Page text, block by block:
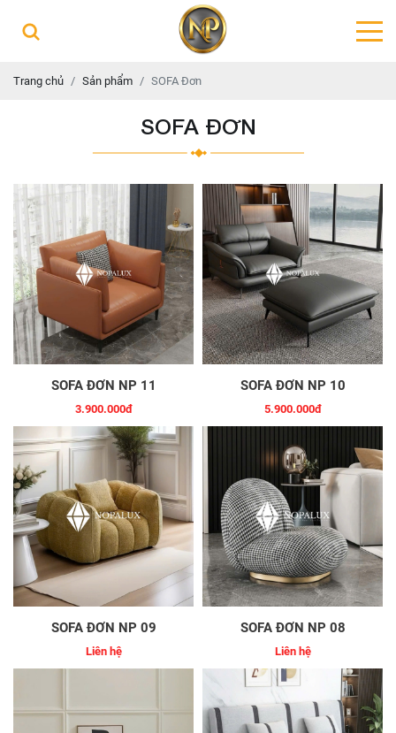
Trang chủ Sản phẩm SOFA Đơn
SOFA ĐƠN
SOFA ĐƠN NP 11
3.900.000đ
SOFA ĐƠN NP 10
5.900.000đ
SOFA ĐƠN NP 09
Liên hệ
SOFA ĐƠN NP 08
Liên hệ